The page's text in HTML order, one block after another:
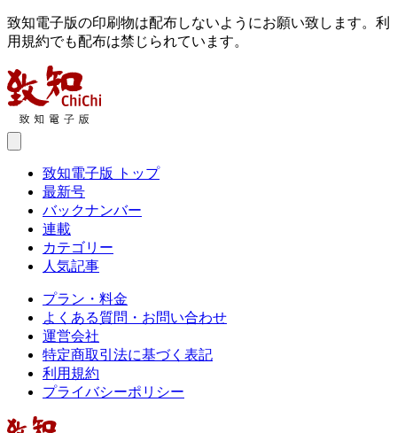
致知電子版の印刷物は配布しないようにお願い致します。利
用規約でも配布は禁じられています。
致知電子版 トップ
最新号
バックナンバー
連載
カテゴリー
人気記事
プラン・料金
よくある質問・お問い合わせ
運営会社
特定商取引法に基づく表記
利用規約
プライバシーポリシー